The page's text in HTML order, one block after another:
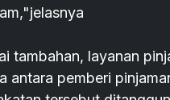
tambahan, layanan
antara pemberi